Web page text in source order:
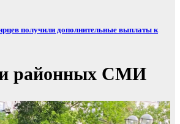
получили дополнительные выплаты к